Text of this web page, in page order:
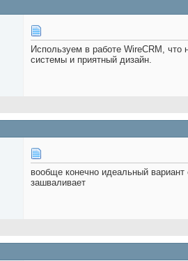
Используем в работе WireCRM, что
системы и приятный дизайн.
вообще конечно идеальный вариант
зашваливает